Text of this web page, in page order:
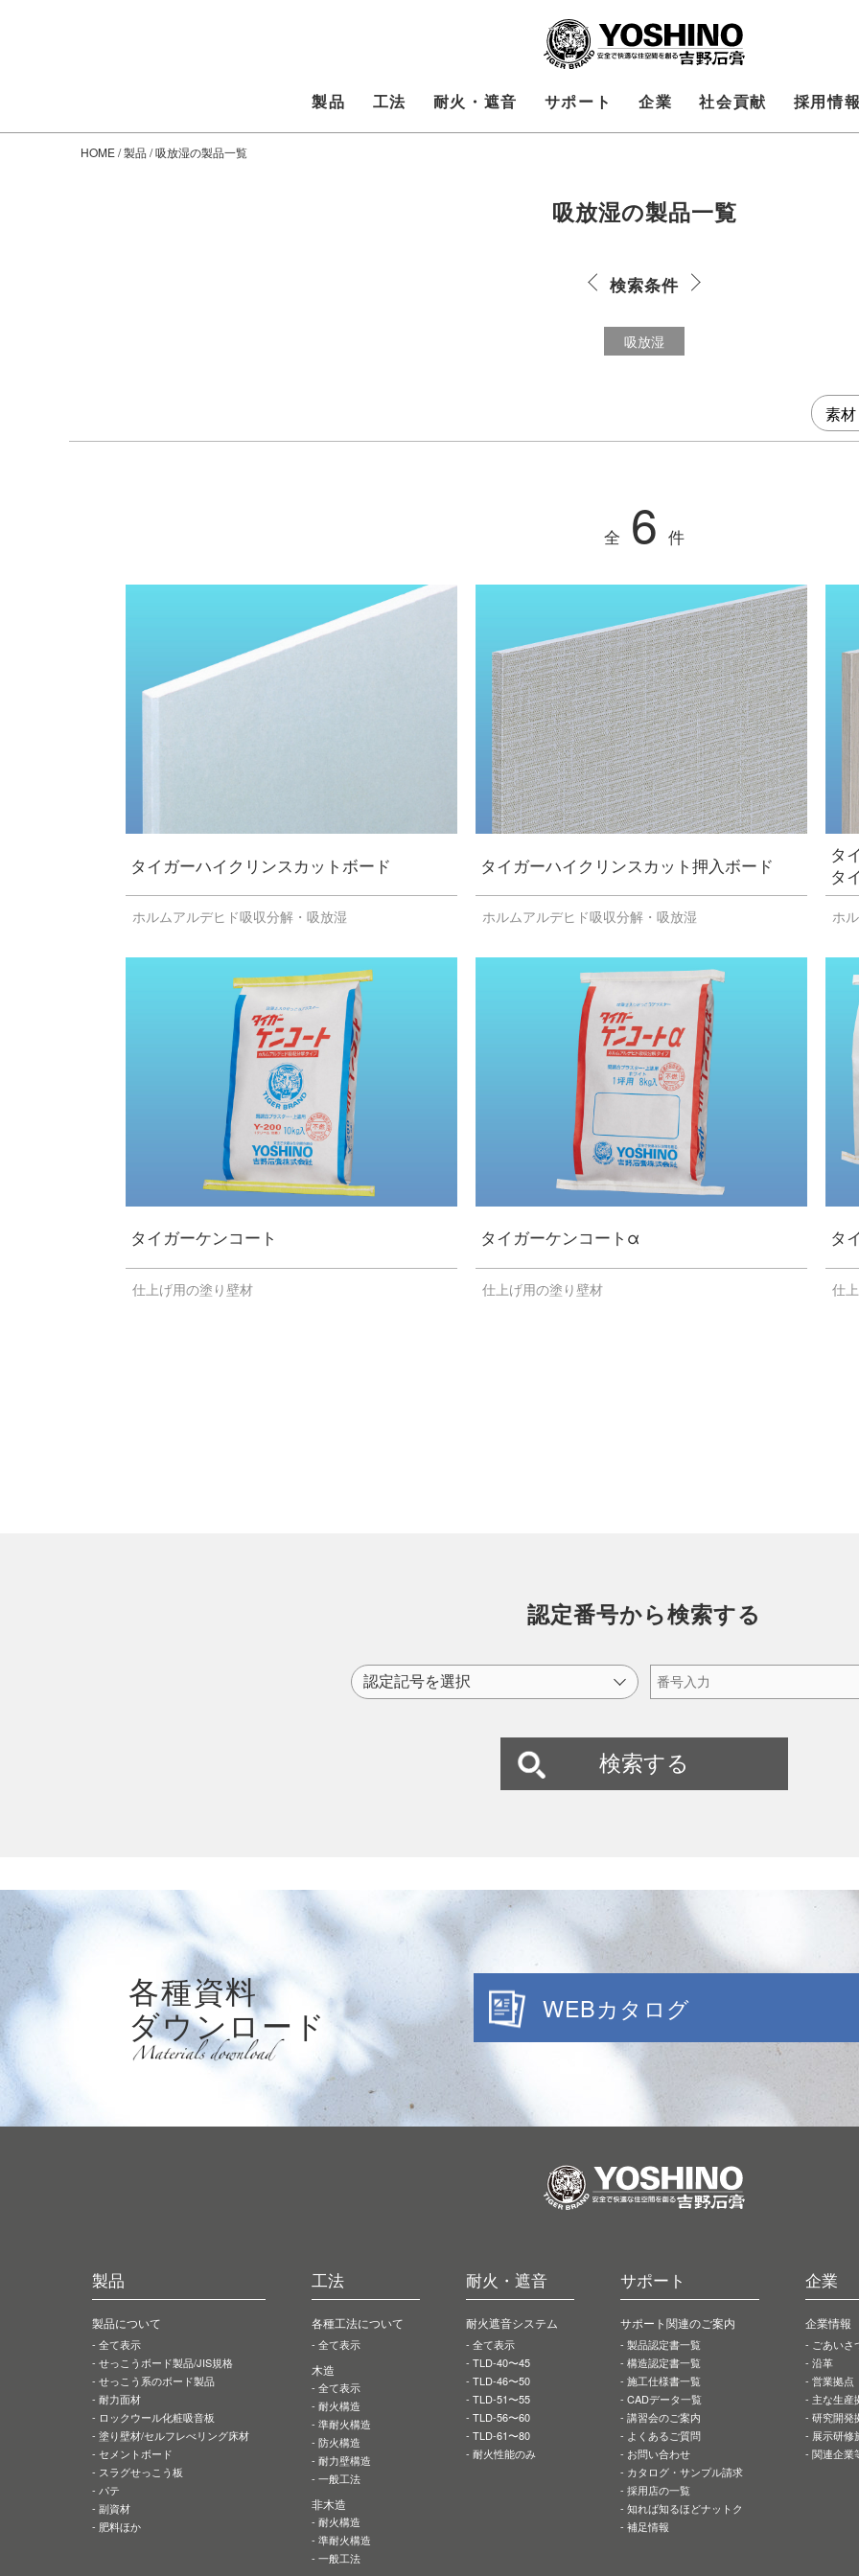
製品 工法 耐火・遮音 サポート 企業 社会貢献 採用情報
HOME/製品 / 吸放湿の製品一覧
吸放湿の製品一覧
検索条件
吸放湿
素材
全 6 件
タイガーハイクリンスカットボード
ホルムアルデヒド吸収分解・吸放湿
タイガーハイクリンスカット押入ボード
ホルムアルデヒド吸収分解・吸放湿
タ
タ
ホ
タイガーケンコート
仕上げ用の塗り壁材
タイガーケンコートα
仕上げ用の塗り壁材
タ
仕
認定番号から検索する
各種資料
ダウンロード WEBカタログ
製品
製品について
全て表示
せっこうボード製品/JIS規格
せっこう系のボード製品
耐力面材
ロックウール化粧吸音板
塗り壁材/セルフレべリング床材
セメントボード
スラグせっこう板
パテ
副資材
肥料ほか
工法
各種工法について
全て表示
木造
全て表示
耐火構造
準耐火構造
防火構造
耐力壁構造
一般工法
非木造
耐火構造
準耐火構造
一般工法
耐火・遮音
耐火遮音システム
全て表示
TLD-40〜45
TLD-46〜50
TLD-51〜55
TLD-56〜60
TLD-61〜80
耐火性能のみ
サポート
サポート関連のご案内
製品認定書一覧
構造認定書一覧
施工仕様書一覧
CADデータ一覧
講習会のご案内
よくあるご質問
お問い合わせ
カタログ・サンプル請求
採用店の一覧
知れば知るほどナットク
補足情報
企業
企業情報
ごあいさ
沿革
営業拠点
主な生産
研究開発
展示研修
関連企業